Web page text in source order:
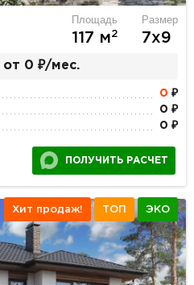
Площадь
117 м2
Размер
7х9
от 0 ₽/мес.
0 ₽
0 ₽
0 ₽
ПОЛУЧИТЬ РАСЧЕТ
Хит продаж! ТОП ЭКО